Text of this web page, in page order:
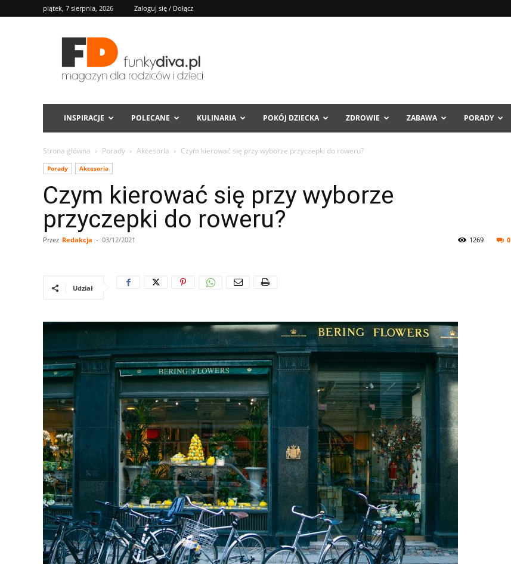
piątek, 7 sierpnia, 2026 Zaloguj się / Dołącz
FD
INSPIRACJE POLECANE KULINARIA POKÓJ DZIECKA ZDROWIE ZABAWA PORADY
Strona główna Porady Akcesoria Czym kierować się przy wyborze przyczepki do roweru?
Porady Akcesoria
Czym kierować się przy wyborze
przyczepki do roweru?
Przez Redakcja - 03/12/2021 0
1269
Udział